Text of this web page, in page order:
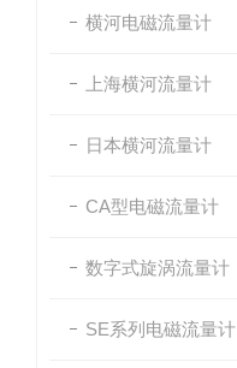
横河电磁流量计
上海横河流量计
日本横河流量计
CA型电磁流量计
数字式旋涡流量计
SE系列电磁流量计